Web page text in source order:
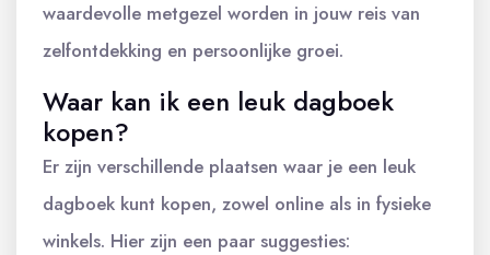
waardevolle metgezel worden in jouw reis van
zelfontdekking en persoonlijke groei.
Waar kan ik een leuk dagboek
kopen?
Er zijn verschillende plaatsen waar je een leuk
dagboek kunt kopen, zowel online als in fysieke
winkels. Hier zijn een paar suggesties: